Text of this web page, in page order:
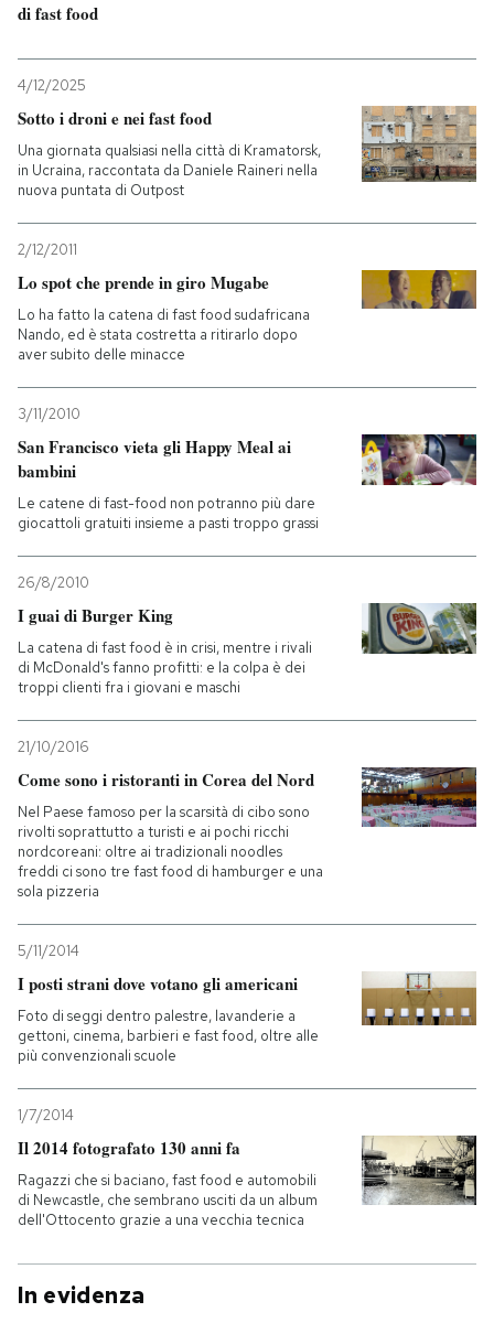
di fast food
4/12/2025
Sotto i droni e nei fast food
Una giornata qualsiasi nella città di Kramatorsk,
in Ucraina, raccontata da Daniele Raineri nella
nuova puntata di Outpost
2/12/2011
Lo spot che prende in giro Mugabe
Lo ha fatto la catena di fast food sudafricana
Nando, ed è stata costretta a ritirarlo dopo
aver subito delle minacce
3/11/2010
San Francisco vieta gli Happy Meal ai
bambini
Le catene di fast-food non potranno più dare
giocattoli gratuiti insieme a pasti troppo grassi
26/8/2010
I guai di Burger King
La catena di fast food è in crisi, mentre i rivali
di McDonald's fanno profitti: e la colpa è dei
troppi clienti fra i giovani e maschi
21/10/2016
Come sono i ristoranti in Corea del Nord
Nel Paese famoso per la scarsità di cibo sono
rivolti soprattutto a turisti e ai pochi ricchi
nordcoreani: oltre ai tradizionali noodles
freddi ci sono tre fast food di hamburger e una
sola pizzeria
5/11/2014
I posti strani dove votano gli americani
Foto di seggi dentro palestre, lavanderie a
gettoni, cinema, barbieri e fast food, oltre alle
più convenzionali scuole
1/7/2014
Il 2014 fotografato 130 anni fa
Ragazzi che si baciano, fast food e automobili
di Newcastle, che sembrano usciti da un album
dell'Ottocento grazie a una vecchia tecnica
In evidenza